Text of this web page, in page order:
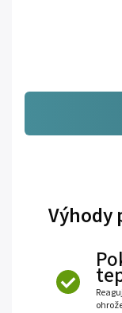
Výhody